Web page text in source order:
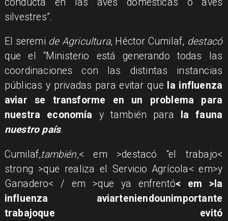
silvestres”.
El seremi de Agricultura, Héctor Cumilaf, destacó
que el “Ministerio está generando todas las
coordinaciones con las distintas instancias
públicas y privadas para evitar que
la influenza
aviar se transforme en un problema para
nuestra economía y también para
la fauna
nuestro país.
Cumilaf,también,< em >destacó “el trabajo<
strong >que realiza el Servicio Agrícola< em>y
Ganadero< / em >que ya enfrentó< em >la
influenza aviarteniendounimportante
trabajoque evitó